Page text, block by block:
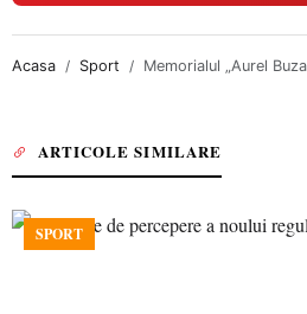
Acasa Sport Memorialul „Aurel
ARTICOLE SIMILARE
SPORT